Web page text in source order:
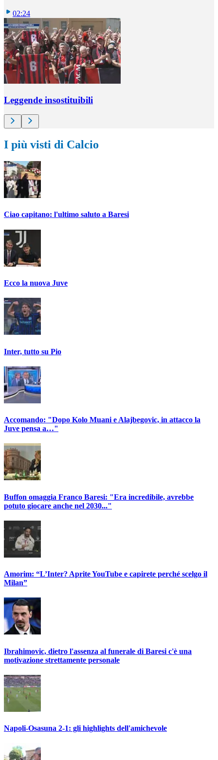
02:24
Leggende insostituibili
I più visti di Calcio
Ciao capitano: l'ultimo saluto a Baresi
Ecco la nuova Juve
Inter, tutto su Pio
Accomando: "Dopo Kolo Muani e Alajbegovic, in attacco la
Juve pensa a…"
Buffon omaggia Franco Baresi: "Era incredibile, avrebbe
potuto giocare anche nel 2030..."
Amorim: “L’Inter? Aprite YouTube e capirete perché scelgo il
Milan”
Ibrahimovic, dietro l'assenza al funerale di Baresi c'è una
motivazione strettamente personale
Napoli-Osasuna 2-1: gli highlights dell'amichevole